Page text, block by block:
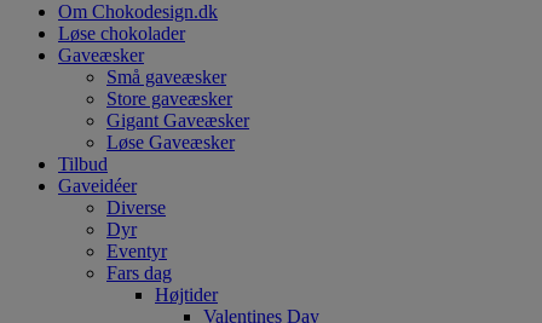
Om Chokodesign.dk
Løse chokolader
Gaveæsker
Små gaveæsker
Store gaveæsker
Gigant Gaveæsker
Løse Gaveæsker
Tilbud
Gaveidéer
Diverse
Dyr
Eventyr
Fars dag
Højtider
Valentines Day